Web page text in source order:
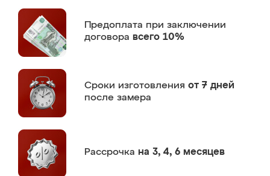
Предоплата при заключении
договора всего 10%
Сроки изготовления от 7 дней
после замера
Рассрочка на 3, 4, 6 месяцев